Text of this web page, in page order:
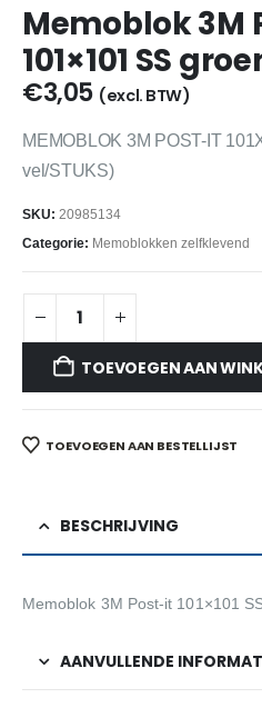
Memoblok 3M
101×101 SS
€3,05 (excl. BTW)
MEMOBLOK 3M POST-IT
vel/STUKS)
SKU: 20985134
Categorie: Memoblokken zelfklevend
TOEVOEGEN AAN
TOEVOEGEN AAN BESTELLIJST
BESCHRIJVING
Memoblok 3M Post-it 101×101
AANVULLENDE